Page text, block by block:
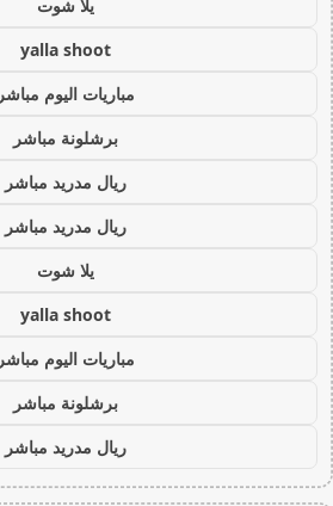
يلا شوت
yalla shoot
مباريات اليوم مباشر
برشلونة مباشر
ريال مدريد مباشر
ريال مدريد مباشر
يلا شوت
yalla shoot
مباريات اليوم مباشر
برشلونة مباشر
ريال مدريد مباشر